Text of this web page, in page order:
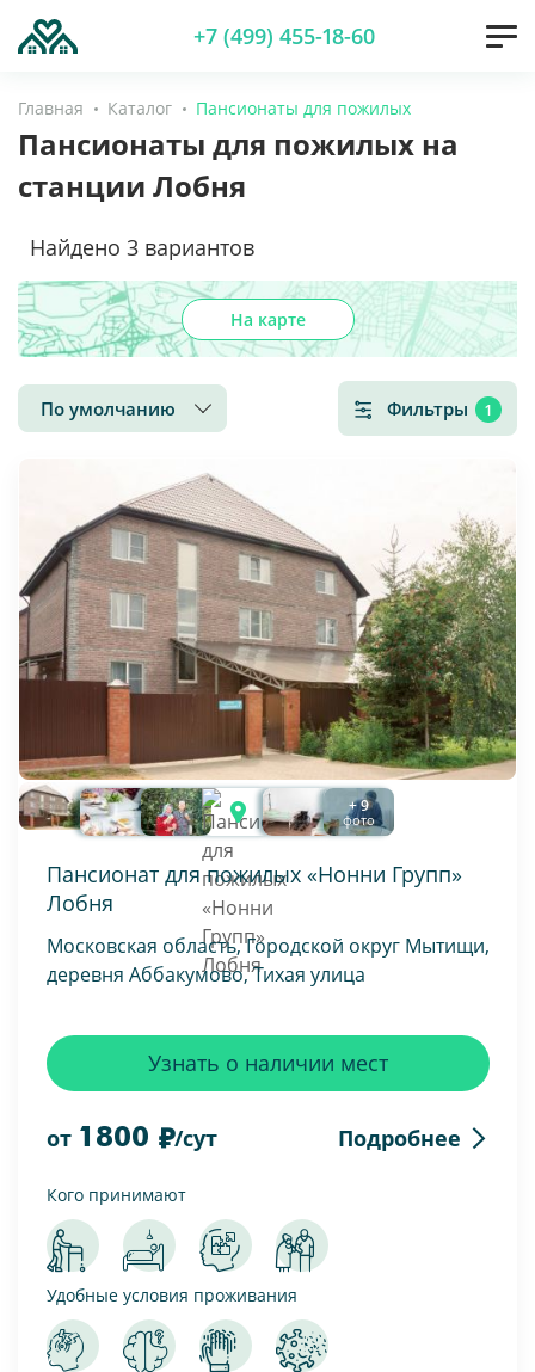
+7 (499) 455-18-60
Главная Каталог Пансионаты для пожилых
Пансионаты для пожилых на
станции Лобня
Найдено 3 вариантов
По умолчанию Фильтры 1
На карте
+ 9
фото
Пансионат для пожилых «Нонни Групп»
Лобня
Московская область, Городской округ Мытищи,
деревня Аббакумово, Тихая улица
от 1800 /сут Подробнее
Узнать о наличии мест
Кого принимают
Удобные условия проживания